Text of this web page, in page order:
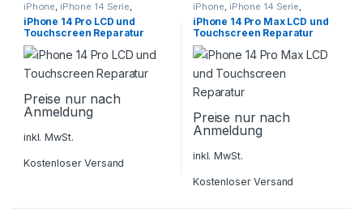
iPhone, iPhone 14 Serie,
Smartphone Reparatur
iPhone 14 Pro LCD und
Touchscreen Reparatur
Preise nur nach
Anmeldung
inkl. MwSt.
Kostenloser Versand
iPhone, iPhone 14 Serie,
Smartphone Reparatur
iPhone 14 Pro Max LCD und
Touchscreen Reparatur
Preise nur nach
Anmeldung
inkl. MwSt.
Kostenloser Versand